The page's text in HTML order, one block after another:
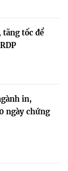
tăng tốc để
in,
ngày chứng